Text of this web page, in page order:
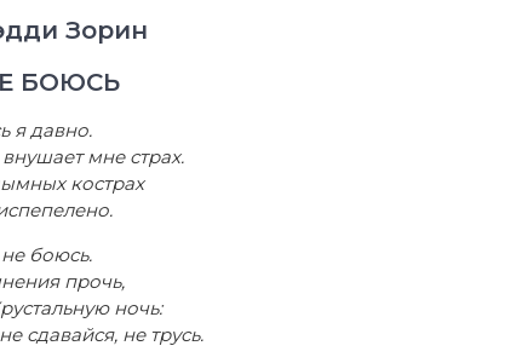
Зорин
БОЮСЬ
я давно.
мне страх.
кострах
боюсь.
прочь,
ночь:
сдавайся, не трусь.